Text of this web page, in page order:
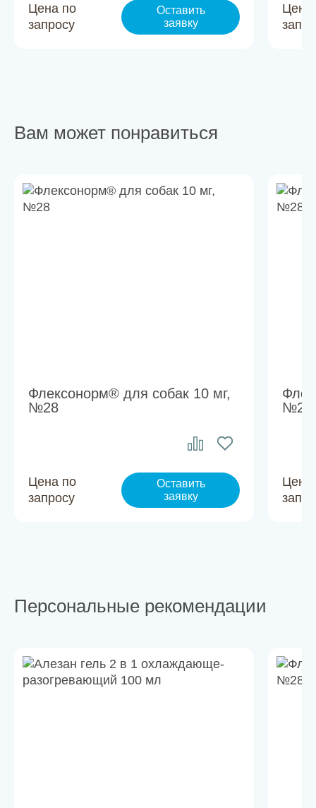
Цена по
запросу
Оставить
заявку
Цена
Вам может понравиться
Флексонорм® для собак 10 мг,
№28
Цена по
запросу
Оставить
заявку
№28
Цена
Персональные рекомендации